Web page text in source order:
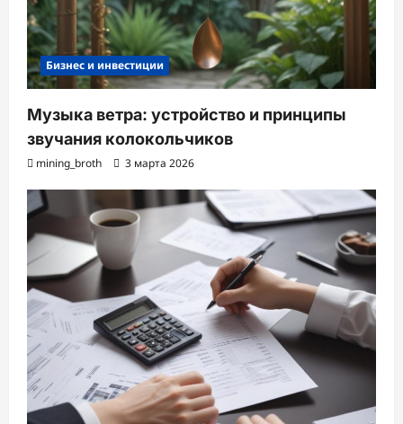
Бизнес и инвестиции
Музыка ветра: устройство и принципы
звучания колокольчиков
mining_broth 3 марта 2026